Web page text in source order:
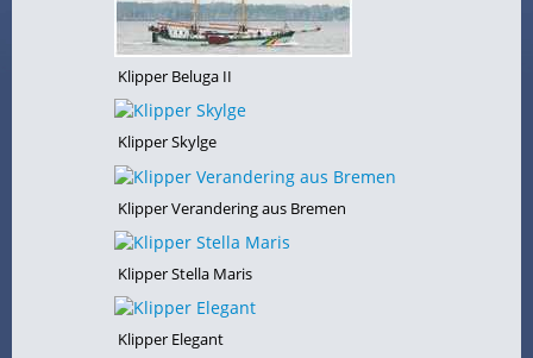
Klipper Beluga II
Klipper Skylge
Klipper Verandering aus Bremen
Klipper Stella Maris
Klipper Elegant